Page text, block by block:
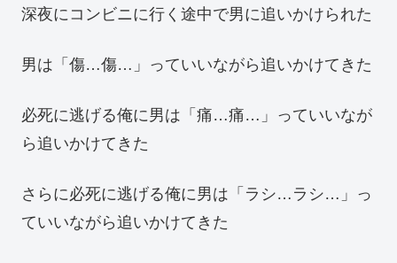
深夜にコンビニに行く途中で男に追いかけられた
男は「傷…傷…」っていいながら追いかけてきた
必死に逃げる俺に男は「痛…痛…」っていいなが
ら追いかけてきた
さらに必死に逃げる俺に男は「ラシ…ラシ…」っ
ていいながら追いかけてきた